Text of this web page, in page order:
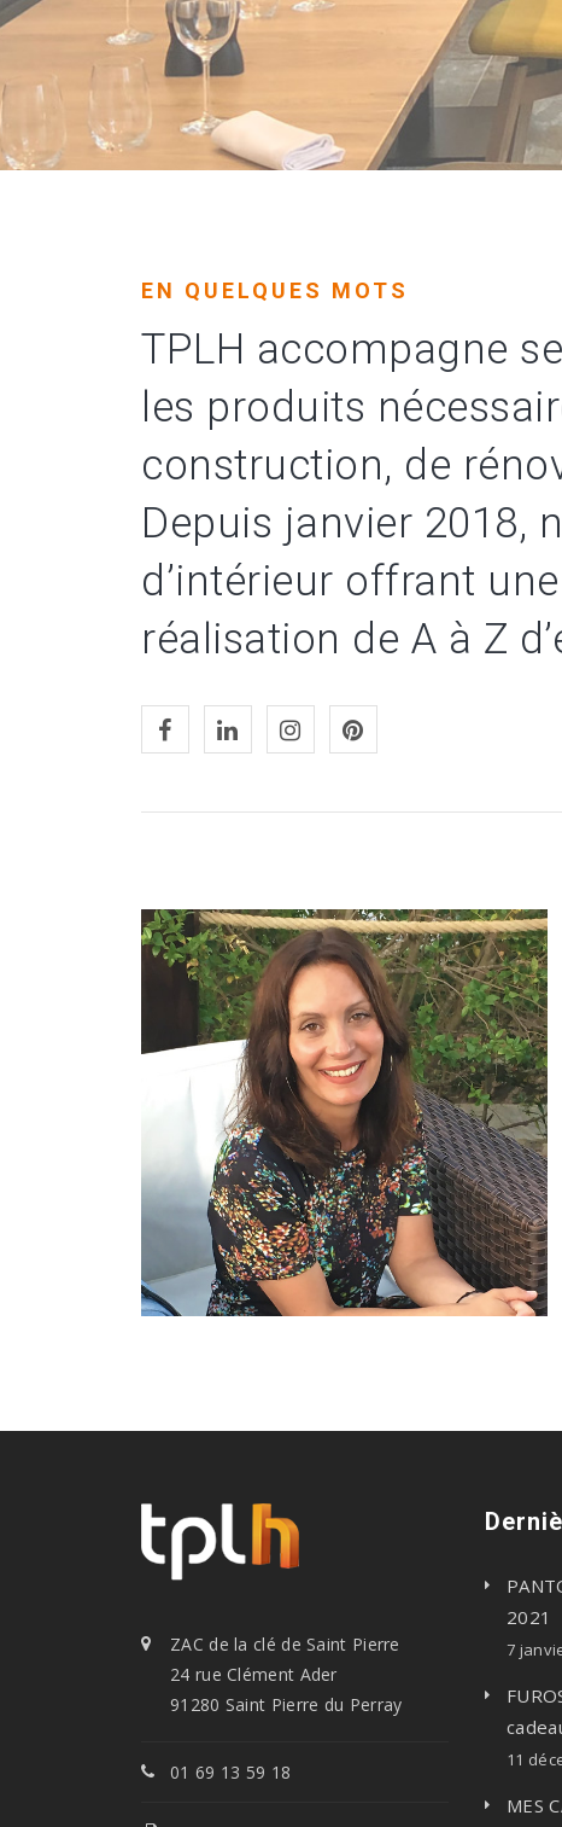
EN QUELQUES MOTS
TPLH accompagne
les produits
construction, de
Depuis janvier 2018,
d’intérieur offrant
réalisation de A à Z
ZAC de la clé de Saint Pierre
24 rue Clément Ader
91280 Saint Pierre du Perray
01 69 13 59 18
2021
7
11
MES